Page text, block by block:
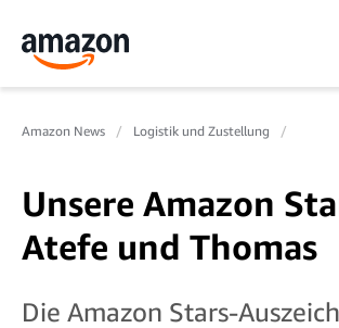
Amazon News Logistik und Zustellung
Unsere Amazon
Atefe und Thomas
Die Amazon Stars-